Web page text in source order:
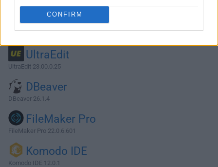
CONFIRM
Alternativas y Software Similar
UltraEdit
UltraEdit 23.00.0.25
DBeaver
DBeaver 26.1.4
FileMaker Pro
FileMaker Pro 22.0.6.601
Komodo IDE
Komodo IDE 12.0.1